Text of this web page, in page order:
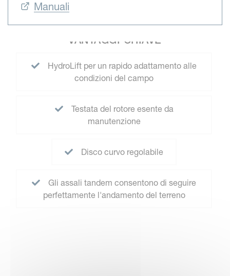
Manuali
VANTAGGI CHIAVE
HydroLift per un rapido adattamento alle
condizioni del campo
Testata del rotore esente da
manutenzione
Disco curvo regolabile
Gli assali tandem consentono di seguire
perfettamente l'andamento del terreno